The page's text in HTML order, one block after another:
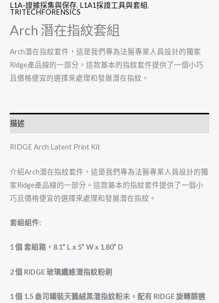
L1A-證據採集與保存, L1A1採證工具與套組,
TRITECHFORENSICS
Arch 潛在指紋套組
Arch潛在指紋套件，這是我們專為法醫專業人員設計的獨家
Ridge產品線的一部分。這款基本的指紋套件提供了一個小巧
且價格便宜的選擇來處理和發展潛在指紋。
描述
RIDGE Arch Latent Print Kit
介紹Arch潛在指紋套件，這是我們專為法醫專業人員設計的獨
家Ridge產品線的一部分。這款基本的指紋套件提供了一個小
巧且價格便宜的選擇來處理和發展潛在指紋。
套組組件:
1個 套組箱， 8.1” L x 5” W x 1.80” D
2個 RIDGE玻璃纖維潛指紋粉刷
1個 1.5盎司罐裝天鵝絨黑潛指紋粉末，配有 RIDGE旋轉篩選